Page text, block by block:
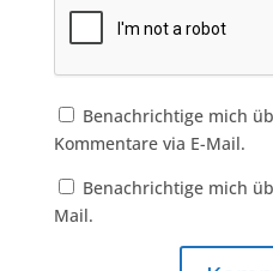
Benachrichtige mich
Kommentare via E-Mail.
Benachrichtige mich
Mail.